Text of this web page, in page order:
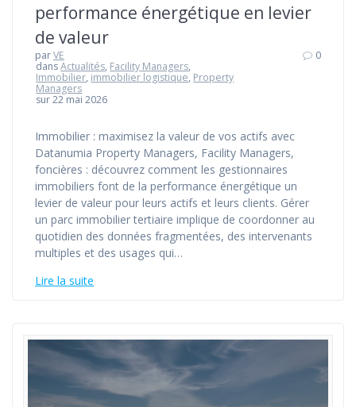
performance énergétique en levier
de valeur
parVE
dansActualités, Facility Managers,
Immobilier, immobilier logistique, Property
Managers
sur 22 mai 2026
0
Immobilier : maximisez la valeur de vos actifs avec
Datanumia Property Managers, Facility Managers,
foncières : découvrez comment les gestionnaires
immobiliers font de la performance énergétique un
levier de valeur pour leurs actifs et leurs clients. Gérer
un parc immobilier tertiaire implique de coordonner au
quotidien des données fragmentées, des intervenants
multiples et des usages qui…
Lire la suite